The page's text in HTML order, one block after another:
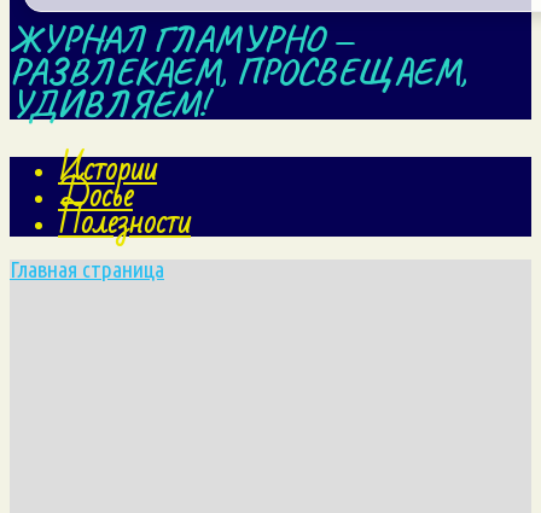
ЖУРНАЛ ГЛАМУРНО —
РАЗВЛЕКАЕМ, ПРОСВЕЩАЕМ,
УДИВЛЯЕМ!
Истории
Досье
Полезности
Главная страница